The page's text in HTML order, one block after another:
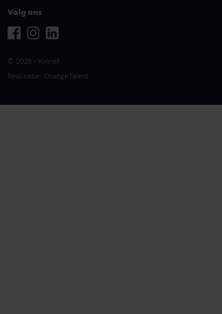
Volg ons
Facebook
InstagramLinkedin
© 2026 - Kinnef
Realisatie: OrangeTalent